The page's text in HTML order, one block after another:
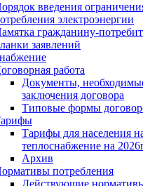
введения
электроэнергии
гражданину-
заявлений
работа
Документы,
заключения договора
Типовые формы
Тарифы для населения
теплоснабжение на
Архив
потребления